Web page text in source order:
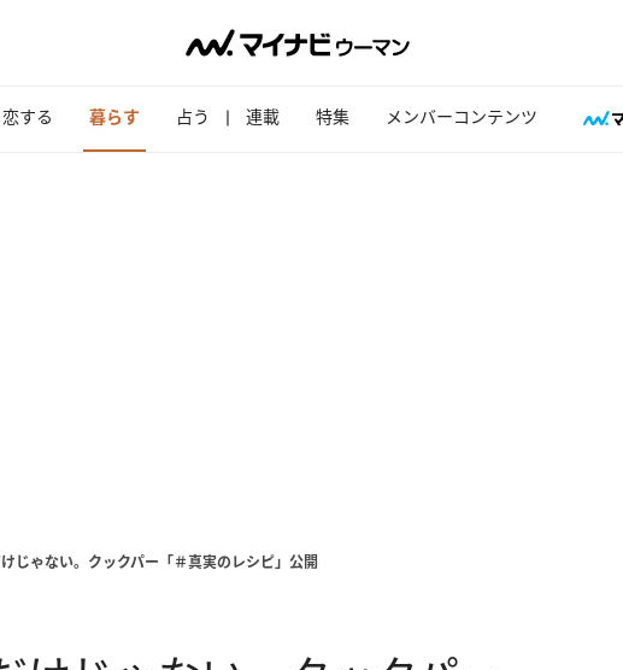
恋する 暮らす 占う 連載 特集 メンバーコンテンツ
じゃない。クックパー「＃真実のレシピ」公開